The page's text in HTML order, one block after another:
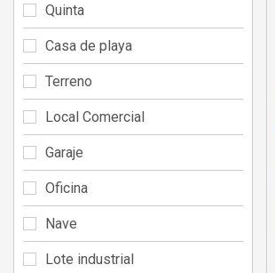
Quinta
Casa de playa
Terreno
Local Comercial
Garaje
Oficina
Nave
Lote industrial